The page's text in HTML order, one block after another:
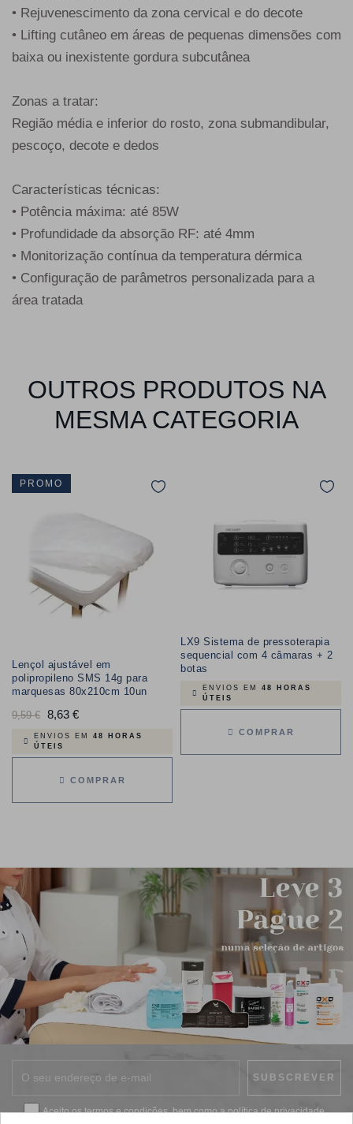
• Rejuvenescimento da zona cervical e do decote
• Lifting cutâneo em áreas de pequenas dimensões com
baixa ou inexistente gordura subcutânea
Zonas a tratar:
Região média e inferior do rosto, zona submandibular,
pescoço, decote e dedos
Características técnicas:
• Potência máxima: até 85W
• Profundidade da absorção RF: até 4mm
• Monitorização contínua da temperatura dérmica
• Configuração de parâmetros personalizada para a
área tratada
OUTROS PRODUTOS NA
MESMA CATEGORIA
PROMO
Lençol ajustável em
polipropileno SMS 14g para
marquesas 80x210cm 10un
Preço
normal
9,59 € 8,63 €Preço
ENVIOS EM 48 HORAS
ÚTEIS
COMPRAR
LX9 Sistema de pressoterapia
sequencial com 4 câmaras + 2
botas
ENVIOS EM 48 HORAS
ÚTEIS
COMPRAR
Aceito ostermos e condições, bem como apolítica de privacidade.